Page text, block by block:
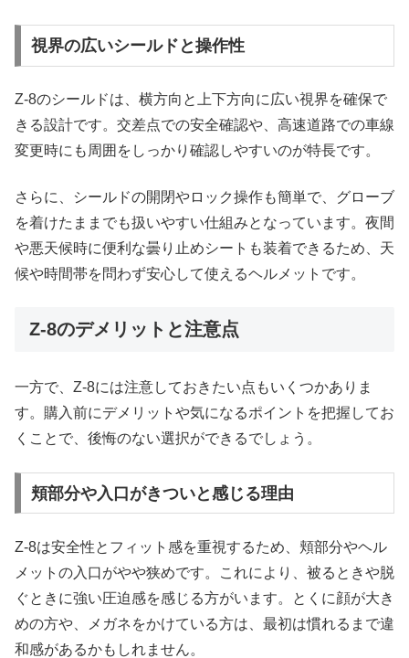
視界の広いシールドと操作性
Z-8のシールドは、横方向と上下方向に広い視界を確保で
きる設計です。交差点での安全確認や、高速道路での車線
変更時にも周囲をしっかり確認しやすいのが特長です。
さらに、シールドの開閉やロック操作も簡単で、グローブ
を着けたままでも扱いやすい仕組みとなっています。夜間
や悪天候時に便利な曇り止めシートも装着できるため、天
候や時間帯を問わず安心して使えるヘルメットです。
Z-8のデメリットと注意点
一方で、Z-8には注意しておきたい点もいくつかありま
す。購入前にデメリットや気になるポイントを把握してお
くことで、後悔のない選択ができるでしょう。
頬部分や入口がきついと感じる理由
Z-8は安全性とフィット感を重視するため、頬部分やヘル
メットの入口がやや狭めです。これにより、被るときや脱
ぐときに強い圧迫感を感じる方がいます。とくに顔が大き
めの方や、メガネをかけている方は、最初は慣れるまで違
和感があるかもしれません。